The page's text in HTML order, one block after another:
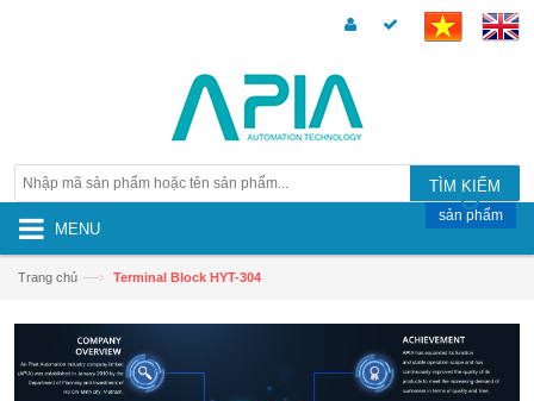
TÌM KIẾM
MENU
sản phẩm
Trang chủ —› Terminal Block HYT-304